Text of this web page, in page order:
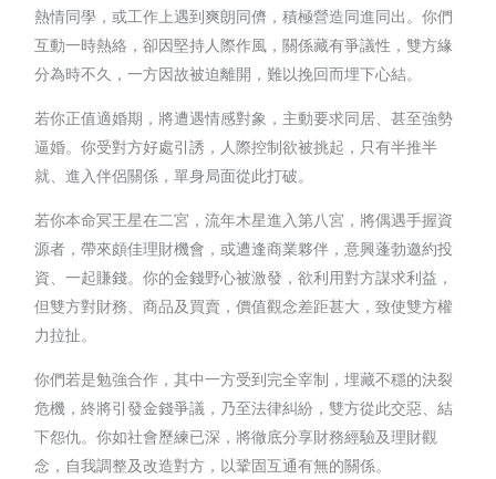
熱情同學，或工作上遇到爽朗同儕，積極營造同進同出。你們
互動一時熱絡，卻因堅持人際作風，關係藏有爭議性，雙方緣
分為時不久，一方因故被迫離開，難以挽回而埋下心結。
若你正值適婚期，將遭遇情感對象，主動要求同居、甚至強勢
逼婚。你受對方好處引誘，人際控制欲被挑起，只有半推半
就、進入伴侶關係，單身局面從此打破。
若你本命冥王星在二宮，流年木星進入第八宮，將偶遇手握資
源者，帶來頗佳理財機會，或遭逢商業夥伴，意興蓬勃邀約投
資、一起賺錢。你的金錢野心被激發，欲利用對方謀求利益，
但雙方對財務、商品及買賣，價值觀念差距甚大，致使雙方權
力拉扯。
你們若是勉強合作，其中一方受到完全宰制，埋藏不穩的決裂
危機，終將引發金錢爭議，乃至法律糾紛，雙方從此交惡、結
下怨仇。你如社會歷練已深，將徹底分享財務經驗及理財觀
念，自我調整及改造對方，以鞏固互通有無的關係。